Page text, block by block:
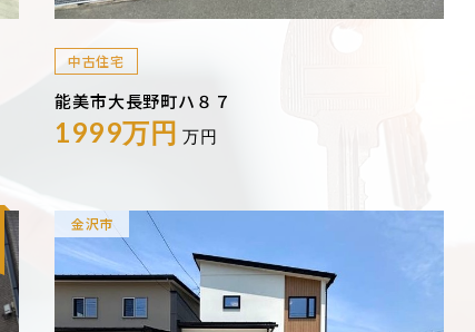
中古住宅
能美市大長野町ハ８７
1999万円 万円
金沢市